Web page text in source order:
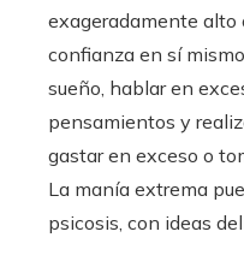
exageradamente alto
confianza en sí
sueño, hablar en
pensamientos y
gastar en exceso o
La manía extrema
psicosis, con ideas